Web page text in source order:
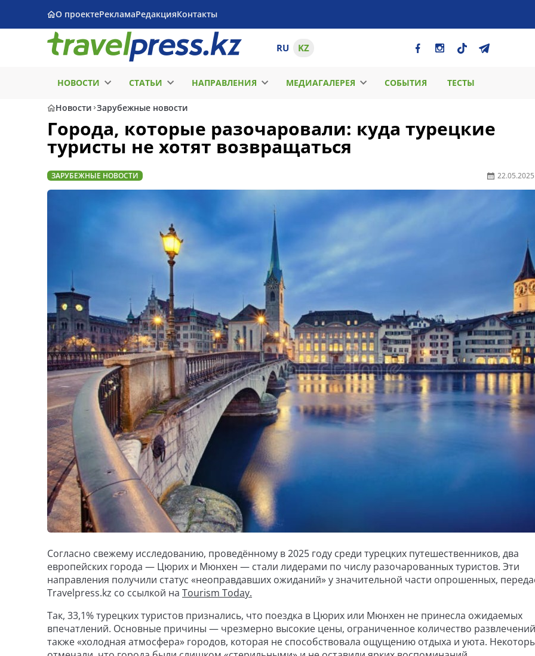
О проектеРекламаРедакцияКонтакты
RU KZ
НОВОСТИ СТАТЬИ НАПРАВЛЕНИЯ МЕДИАГАЛЕРЕЯ СОБЫТИЯ ТЕСТЫ
Новости Зарубежные новости
Города, которые разочаровали: куда турецкие
туристы не хотят возвращаться
ЗАРУБЕЖНЫЕ НОВОСТИ 22.05.2025
Согласно свежему исследованию, проведённому в 2025 году среди турецких путешественников, два
европейских города — Цюрих и Мюнхен — стали лидерами по числу разочарованных туристов. Эти
направления получили статус «неоправдавших ожиданий» у значительной части опрошенных,
Travelpress.kz со ссылкой на Tourism Today.
Так, 33,1% турецких туристов признались, что поездка в Цюрих или Мюнхен не принесла ожидаемых
впечатлений. Основные причины — чрезмерно высокие цены, ограниченное количество
также «холодная атмосфера» городов, которая не способствовала ощущению отдыха и уюта.